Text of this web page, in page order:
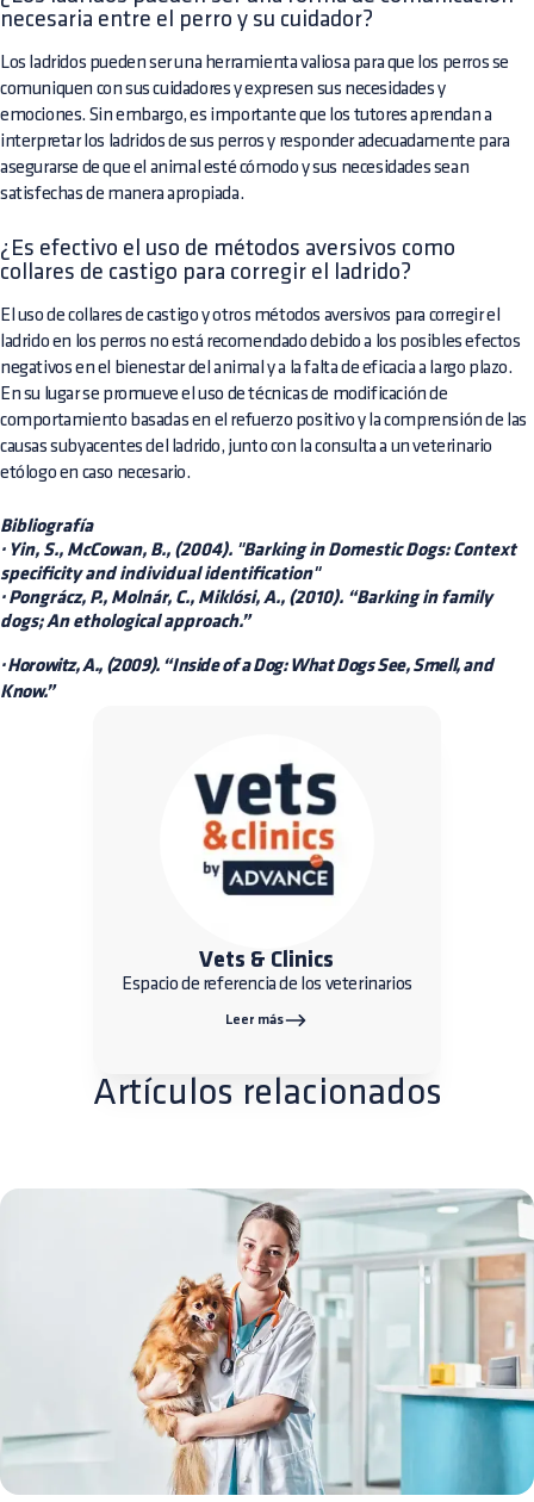
necesaria entre el perro y su cuidador?
Los ladridos pueden ser una herramienta valiosa para que los perros se
comuniquen con sus cuidadores y expresen sus necesidades y
emociones. Sin embargo, es importante que los tutores aprendan a
interpretar los ladridos de sus perros y responder adecuadamente para
asegurarse de que el animal esté cómodo y sus necesidades sean
satisfechas de manera apropiada.
¿Es efectivo el uso de métodos aversivos como
collares de castigo para corregir el ladrido?
El uso de collares de castigo y otros métodos aversivos para corregir el
ladrido en los perros no está recomendado debido a los posibles efectos
negativos en el bienestar del animal y a la falta de eficacia a largo plazo.
En su lugar se promueve el uso de técnicas de modificación de
comportamiento basadas en el refuerzo positivo y la comprensión de las
causas subyacentes del ladrido, junto con la consulta a un veterinario
etólogo en caso necesario.
Bibliografía
· Yin, S., McCowan, B., (2004). "Barking in Domestic Dogs: Context
specificity and individual identification"
· Pongrácz, P., Molnár, C., Miklósi, A., (2010). “Barking in family
dogs; An ethological approach.”
· Horowitz, A., (2009). “Inside of a Dog: What Dogs See, Smell, and
Know.”
Vets & Clinics
Espacio de referencia de los veterinarios
Leer más
Artículos relacionados